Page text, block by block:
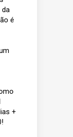
da
é
+